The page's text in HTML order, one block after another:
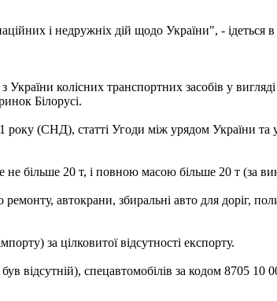
і недружніх дій щодо України", - ідеться в
колісних транспортних засобів у
Білорусі.
року (СНД), статті Угоди між урядом України
більше 20 т, і повною масою більше 20 т (за
автокрани, збиральні авто для доріг,
за цілковитої відсутності експорту.
відсутній), спецавтомобілів за кодом 8705 10